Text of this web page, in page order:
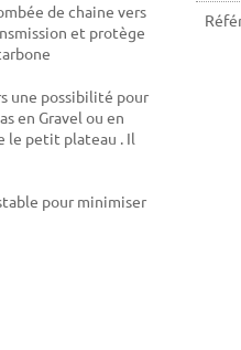
de chaine vers
et protège
une possibilité pour
en Gravel ou en
le petit plateau . Il
pour minimiser